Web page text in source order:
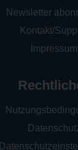
Newsletter
Kontakt/
Impressum